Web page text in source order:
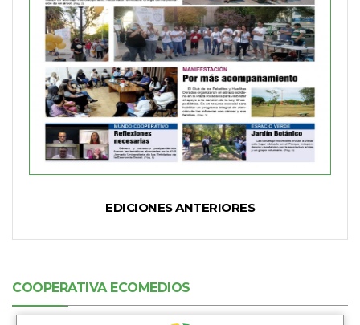
EDICIONES ANTERIORES
COOPERATIVA ECOMEDIOS